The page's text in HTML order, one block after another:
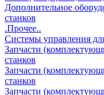
Дополнительное
станков
.Прочее..
Системы управления
Запчасти
станков
Запчасти
станков
Запчасти